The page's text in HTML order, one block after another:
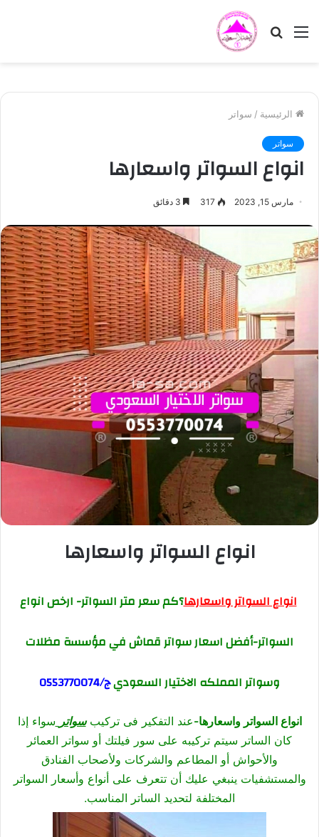
القائمة بحث
الرئيسية / سواتر
سواتر
انواع السواتر واسعارها
مارس 15, 2023 317
انواع السواتر واسعارها
انواع السواتر واسعارها؟كم سعر متر السواتر- ارخص انواع
السواتر-أفضل اسعار سواتر قماش في مؤسسة مظلات
وسواتر المملكه الاختيار السعوديج/0553770074
انواع السواتر واسعارها-عند التفكير فى تركيبسواتر سواء إذا
كان الساتر سيتم تركيبه على سور فيلتك أو سواتر العمائر
والأحواش أو المطاعم والشركات ولأصحاب الفنادق
والمستشفيات ينبغي عليك أن تتعرف على أنواع وأسعار السواتر
المختلفة لتحديد الساتر المناسب.